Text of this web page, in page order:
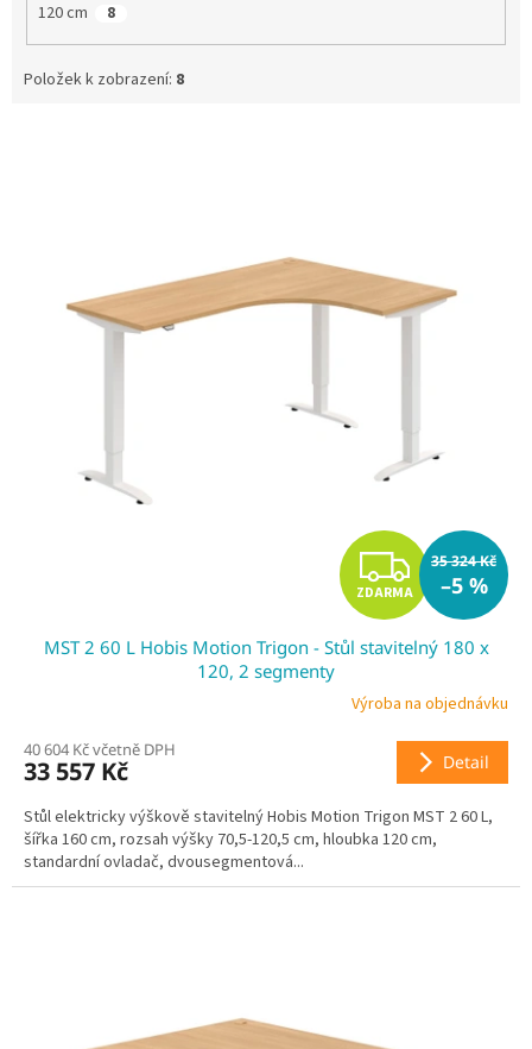
120 cm 8
Položek k zobrazení: 8
Z
D
A
R
M
A
ZDARMA
35 324 Kč
–5 %
MST 2 60 L Hobis Motion Trigon - Stůl stavitelný 180 x
120, 2 segmenty
Výroba na objednávku
40 604 Kč včetně DPH
33 557 Kč Detail
Stůl elektricky výškově stavitelný Hobis Motion Trigon MST 2 60 L,
šířka 160 cm, rozsah výšky 70,5-120,5 cm, hloubka 120 cm,
standardní ovladač, dvousegmentová...